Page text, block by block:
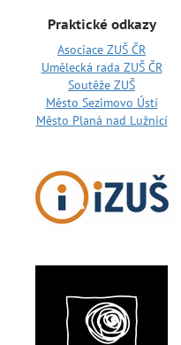
Praktické odkazy
Asociace ZUŠ ČR
Umělecká rada ZUŠ ČR
Soutěže ZUŠ
Město Sezimovo Ústí
Město Planá nad Lužnicí